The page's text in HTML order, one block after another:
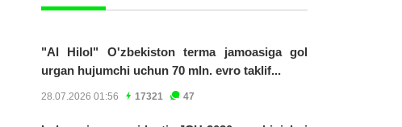
"Al Hilol" O'zbekiston terma jamoasiga gol
urgan hujumchi uchun 70 mln. evro taklif...
28.07.2026 01:56 17321 47